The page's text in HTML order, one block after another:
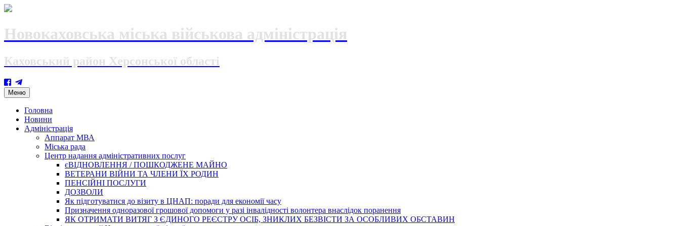
Новокаховська міська військова адміністрація
Каховський район Херсонської області
Меню Skip
to
content
Головна
Новини
Адміністрація
Аппарат МВА
Міська рада
Центр надання адміністративних послуг
єВІДНОВЛЕННЯ / ПОШКОДЖЕНЕ МАЙНО
ВЕТЕРАНИ ВІЙНИ ТА ЧЛЕНИ ЇХ РОДИН
ПЕНСІЙНІ ПОСЛУГИ
ДОЗВОЛИ
Як підготуватися до візиту в ЦНАП: поради для економії часу
Призначення одноразової грошової допомоги у разі інвалідності волонтера внаслідок поранення
ЯК ОТРИМАТИ ВИТЯГ З ЄДИНОГО РЕЄСТРУ ОСІБ, ЗНИКЛИХ БЕЗВІСТИ ЗА ОСОБЛИВИХ ОБСТАВИН